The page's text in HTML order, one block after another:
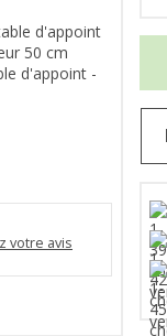
d'appoint
50 cm
d'appoint -
votre avis